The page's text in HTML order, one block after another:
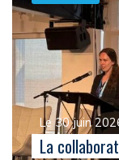
Le 30 juin
La